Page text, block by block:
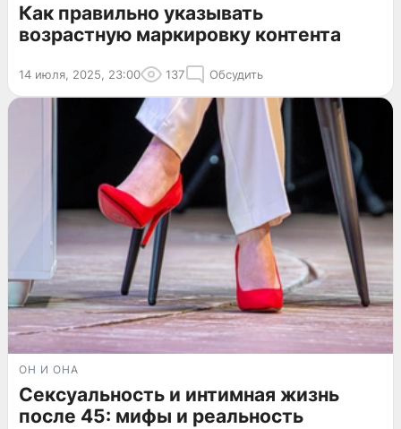
Как правильно указывать
возрастную маркировку контента
14 июля, 2025, 23:00 137 Обсудить
ОН И ОНА
Сексуальность и интимная жизнь
после 45: мифы и реальность